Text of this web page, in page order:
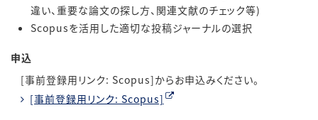
違い、重要な論文の探し方、関連文献のチェック等)
Scopusを活用した適切な投稿ジャーナルの選択
申込
[事前登録用リンク: Scopus]からお申込みください。
[事前登録用リンク: Scopus]